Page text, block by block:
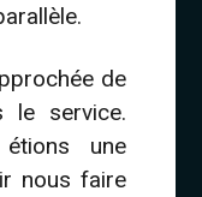
de
le service.
une
nous faire